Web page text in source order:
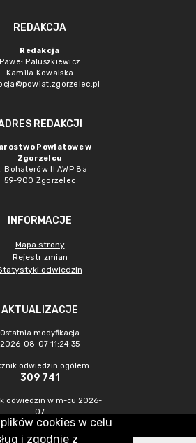
REDAKCJA
Redakcja
Paweł Paluszkiewicz
Kamila Kowalska
REDAKCJI
Powiatowe w
Zgorzelcu
Bohaterów II AWP 8a
59-900 Zgorzelec
INFORMACJE
Mapa strony
Rejestr zmian
odwiedzin
AKTUALIZACJE
Ostatnia modyfikacja
2026-08-07 11:24:35
odwiedzin ogółem
309 741
odwiedzin w m-cu 2026-
07
439
cookies w celu
i zgodnie z